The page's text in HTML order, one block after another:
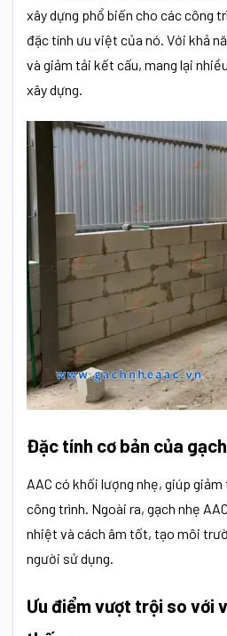
xây dựng phổ biến cho các công
đặc tính ưu việt của nó. Với khả
và giảm tải kết cấu, mang lại
xây dựng.
Đặc tính cơ bản của
AAC có khối lượng nhẹ, giúp
công trình. Ngoài ra, gạch nhẹ
nhiệt và cách âm tốt, tạo môi
người sử dụng.
Ưu điểm vượt trội so với